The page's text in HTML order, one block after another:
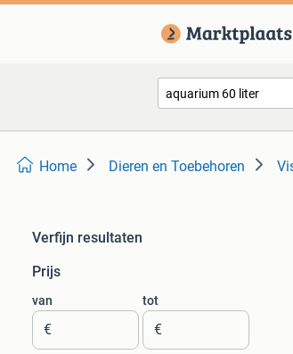
Home Dieren en Toebehoren
Verfijn resultaten
Prijs
van
€
tot
€